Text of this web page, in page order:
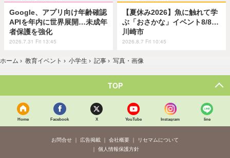
Google、アプリ向け年齢確認
APIを年内に世界展開…未成年
者保護を強化
2026.7.31 Fri 13:45
【夏休み2026】魚に触れて学
ぶ「おさかな」イベント8/8…
川崎市
2026.8.7 Fri 10:45
ホーム › 教育イベント › 小学生 › 記事 › 写真・画像
TOP
Home Facebook X YouTube Instagram line
お問合せ 広告掲載 会社概要
リセマムについて
個人情報保護方針